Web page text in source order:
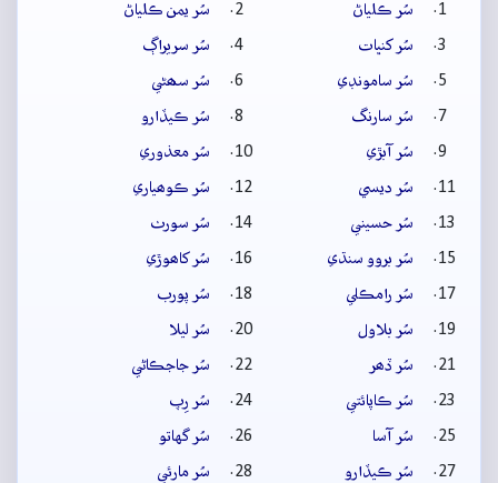
سُر ڪلياڻ
سُر يمن ڪلياڻ
سُر کنڀات
سُر سريراڳ
سُر سامونڊي
سُر سھڻي
سُر سارنگ
سُر ڪيڏارو
سُر آبڙي
سُر معذوري
سُر ديسي
سُر ڪوھياري
سُر حسيني
سُر سورٺ
سُر بروو سنڌي
سُر کاھوڙي
سُر رامڪلي
سُر پورب
سُر بلاول
سُر ليلا
سُر ڏھر
سُر جاجڪاڻي
سُر ڪاپائتي
سُر رِپ
سُر آسا
سُر گهاتو
سُر ڪيڏارو
سُر مارئي